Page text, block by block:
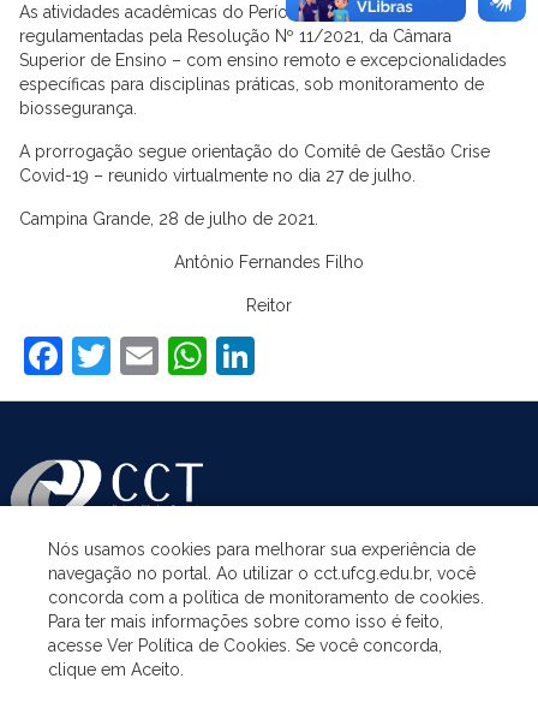
As atividades acadêmicas do Período 2020.2 continuam
regulamentadas pela Resolução Nº 11/2021, da Câmara
Superior de Ensino – com ensino remoto e excepcionalidades
específicas para disciplinas práticas, sob monitoramento de
biossegurança.
A prorrogação segue orientação do Comitê de Gestão Crise
Covid-19 – reunido virtualmente no dia 27 de julho.
Campina Grande, 28 de julho de 2021.
Antônio Fernandes Filho
Reitor
Facebook
Twitter
EmailWhatsApp
ASSUNTOS
ACESSO À INFORMAÇÃO
Nós usamos cookies para melhorar sua experiência de
navegação no portal. Ao utilizar o cct.ufcg.edu.br, você
concorda com a política de monitoramento de cookies.
Para ter mais informações sobre como isso é feito,
acesse Ver Política de Cookies. Se você concorda,
clique em Aceito.